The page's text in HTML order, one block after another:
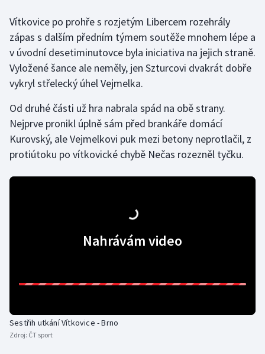
Golf
Gymnastika
Házená
Jezdectví
Moderní pětiboj
Motorsport
Olympijské hry
Vítkovice po prohře s rozjetým Libercem rozehrály
zápas s dalším předním týmem soutěže mnohem lépe a
v úvodní desetiminutovce byla iniciativa na jejich straně.
Vyložené šance ale neměly, jen Szturcovi dvakrát dobře
vykryl střelecký úhel Vejmelka.
Od druhé části už hra nabrala spád na obě strany.
Nejprve pronikl úplně sám před brankáře domácí
Kurovský, ale Vejmelkovi puk mezi betony neprotlačil, z
protiútoku po vítkovické chybě Nečas rozezněl tyčku.
Nahrávám video
Sestřih utkání Vítkovice - Brno
Zdroj: ČT sport